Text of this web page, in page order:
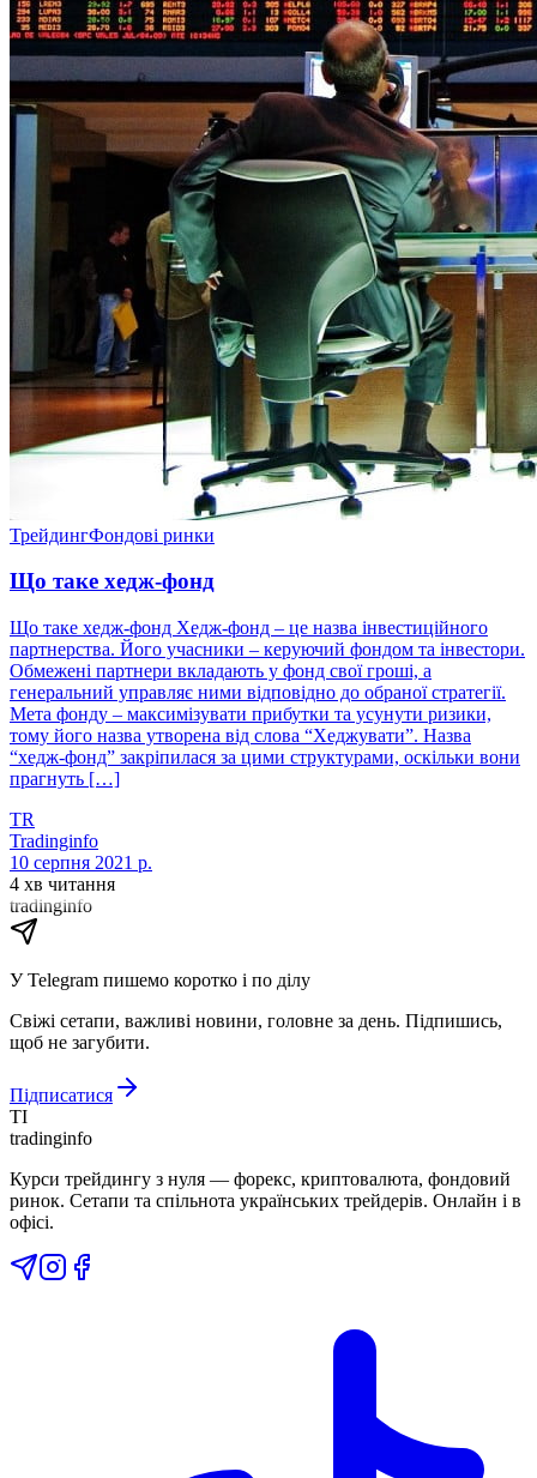
ТрейдингФондові ринки
Що таке хедж-фонд
Що таке хедж-фонд Хедж-фонд – це назва інвестиційного
партнерства. Його учасники – керуючий фондом та інвестори.
Обмежені партнери вкладають у фонд свої гроші, а
генеральний управляє ними відповідно до обраної стратегії.
Мета фонду – максимізувати прибутки та усунути ризики,
тому його назва утворена від слова “Хеджувати”. Назва
“хедж-фонд” закріпилася за цими структурами, оскільки вони
прагнуть […]
TR
Tradinginfo
10 серпня 2021 р.
4 хв читання
tradinginfo
У Telegram пишемо коротко і по ділу
Свіжі сетапи, важливі новини, головне за день. Підпишись,
щоб не загубити.
Підписатися
TI
tradinginfo
Курси трейдингу з нуля — форекс, криптовалюта, фондовий
ринок. Сетапи та спільнота українських трейдерів. Онлайн і в
офісі.